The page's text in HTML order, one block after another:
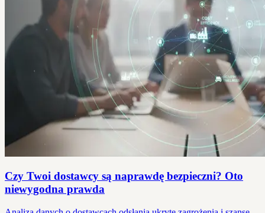
Czy Twoi dostawcy są naprawdę bezpieczni? Oto
niewygodna prawda